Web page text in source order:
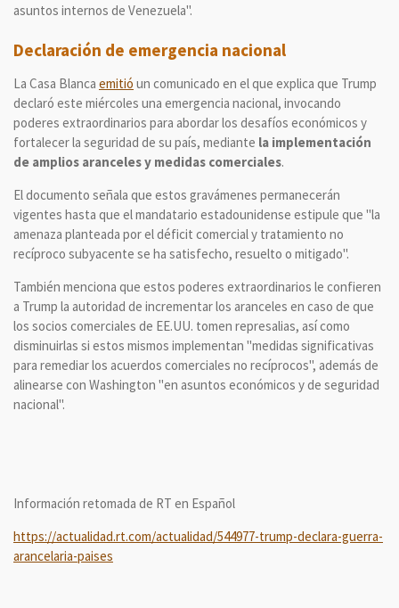
asuntos internos de Venezuela".
Declaración de emergencia nacional
La Casa Blanca emitió un comunicado en el que explica que Trump
declaró este miércoles una emergencia nacional, invocando
poderes extraordinarios para abordar los desafíos económicos y
fortalecer la seguridad de su país, mediante la implementación
de amplios aranceles y medidas comerciales.
El documento señala que estos gravámenes permanecerán
vigentes hasta que el mandatario estadounidense estipule que "la
amenaza planteada por el déficit comercial y tratamiento no
recíproco subyacente se ha satisfecho, resuelto o mitigado".
También menciona que estos poderes extraordinarios le confieren
a Trump la autoridad de incrementar los aranceles en caso de que
los socios comerciales de EE.UU. tomen represalias, así como
disminuirlas si estos mismos implementan "medidas significativas
para remediar los acuerdos comerciales no recíprocos", además de
alinearse con Washington "en asuntos económicos y de seguridad
nacional".
Información retomada de RT en Español
https://actualidad.rt.com/actualidad/544977-trump-declara-guerra-
arancelaria-paises